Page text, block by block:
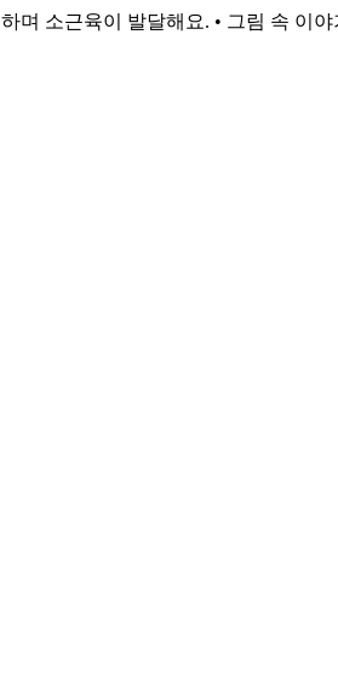
며 소근육이 발달해요. • 그림 속 이